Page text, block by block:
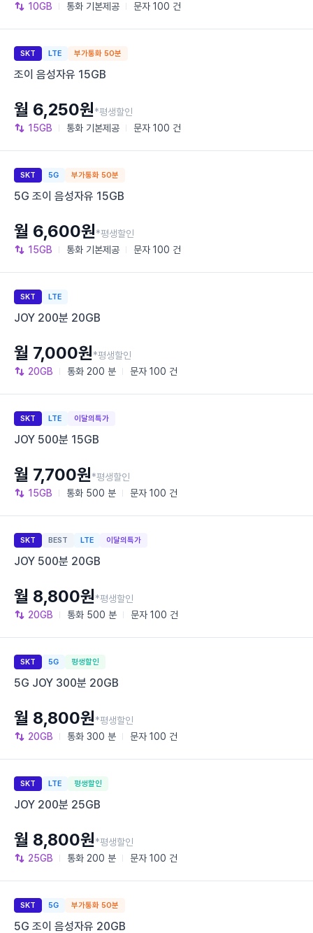
10GB 통화 기본제공 문자 100 건
SKT LTE 부가통화 50분
조이 음성자유 15GB
15GB 통화 기본제공 문자 100 건
월 6,250원*평생할인
SKT 5G 부가통화 50분
5G 조이 음성자유 15GB
15GB 통화 기본제공 문자 100 건
월 6,600원*평생할인
SKT LTE
JOY 200분 20GB
20GB 통화 200 분 문자 100 건
월 7,000원*평생할인
SKT LTE 이달의특가
JOY 500분 15GB
15GB 통화 500 분 문자 100 건
월 7,700원*평생할인
SKT BEST LTE 이달의특가
JOY 500분 20GB
20GB 통화 500 분 문자 100 건
월 8,800원*평생할인
SKT 5G 평생할인
5G JOY 300분 20GB
20GB 통화 300 분 문자 100 건
월 8,800원*평생할인
SKT LTE 평생할인
JOY 200분 25GB
25GB 통화 200 분 문자 100 건
월 8,800원*평생할인
SKT 5G 부가통화 50분
5G 조이 음성자유 20GB